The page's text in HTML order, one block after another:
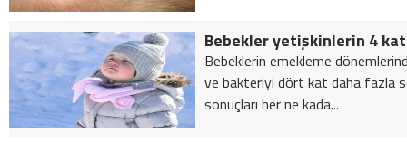
Bebekler yetişkinlerin 4
Bebeklerin emekleme
ve bakteriyi dört kat daha fazla
sonuçları her ne kada...